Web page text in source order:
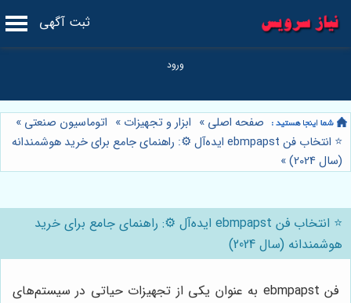
ثبت آگهی
صفحه اصلی » ابزار و تجهیزات » اتوماسیون صنعتی »
⭐️ انتخاب فن ebmpapst ایده‌آل ⚙️: راهنمای جامع برای خرید هوشمندانه
(سال 2024)
»
⭐️ انتخاب فن ebmpapst ایده‌آل ⚙️: راهنمای جامع برای خرید
هوشمندانه (سال 2024)
فن ebmpapst به عنوان یکی از تجهیزات حیاتی در سیستم‌های